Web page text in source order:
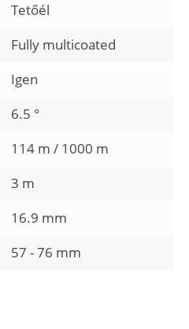
Tetőél
Fully multicoated
Igen
6.5 °
114 m / 1000 m
3 m
16.9 mm
57 - 76 mm